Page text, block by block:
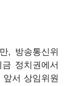
, 방송통신위
정치권에서
앞서 상임위원